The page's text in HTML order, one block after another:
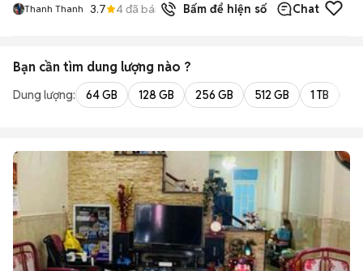
Thanh Thanh 3.7 4đã bán Bấm để hiện số Chat
Bạn cần tìm dung lượng nào ?
Dung lượng: 64 GB 128 GB 256 GB 512 GB 1 TB